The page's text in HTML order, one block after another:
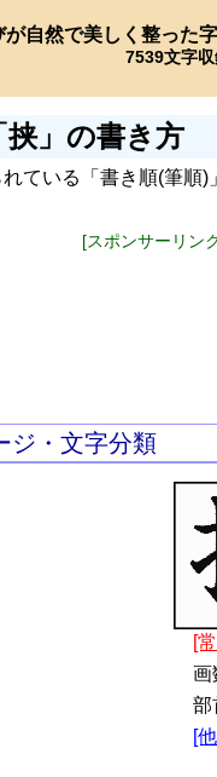
自然で美しく整った
7539文字
挟」の書き方
ている「書き順(筆順)
[スポンサーリン
ジ・文字分類
[
[